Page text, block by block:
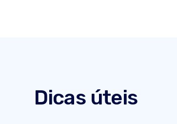
Dicas úteis